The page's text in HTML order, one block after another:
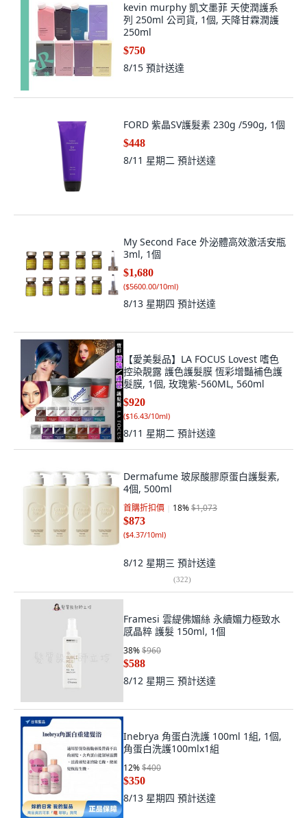
kevin murphy 凱文墨菲 天使潤護系
列 250ml 公司貨, 1個, 天降甘霖潤護
250ml
$750
8/15 預計送達
FORD 紫晶SV護髮素 230g /590g, 1個
$448
8/11 星期二 預計送達
My Second Face 外泌體高效激活安瓶
3ml, 1個
$1,680
($5600.00/10ml)
8/13 星期四 預計送達
【愛美髮品】LA FOCUS Lovest 嗜色
控染靚露 護色護髮膜 恆彩增豔補色護
髮膜, 1個, 玫瑰紫-560ML, 560ml
$920
($16.43/10ml)
8/11 星期二 預計送達
Dermafume 玻尿酸膠原蛋白護髮素,
4個, 500ml
首購折扣價 18%$1,073
$873
($4.37/10ml)
8/12 星期三 預計送達
(322)
Framesi 雲緹佛媚絲 永續媚力極致水
感晶粹 護髮 150ml, 1個
38%$960
$588
8/12 星期三 預計送達
Inebrya 角蛋白洗護 100ml 1組, 1個,
角蛋白洗護100mlx1組
12%$400
$350
8/13 星期四 預計送達